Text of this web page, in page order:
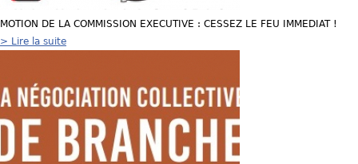
MOTION DE LA COMMISSION EXECUTIVE : CESSEZ LE FEU IMMEDIAT !
> Lire la suite